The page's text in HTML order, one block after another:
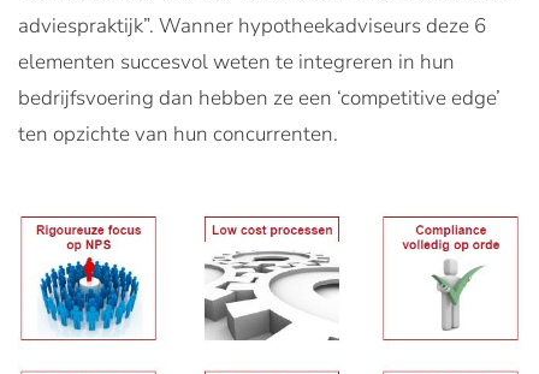
adviespraktijk”. Wanner hypotheekadviseurs deze 6
elementen succesvol weten te integreren in hun
bedrijfsvoering dan hebben ze een ‘competitive edge’
ten opzichte van hun concurrenten.